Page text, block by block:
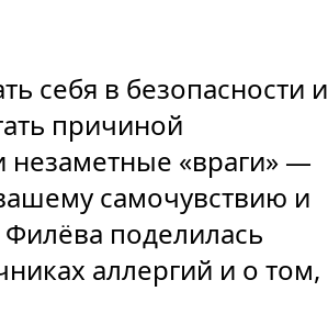
себя в безопасности и
причиной
незаметные «враги» —
самочувствию и
поделилась
аллергий и о том,